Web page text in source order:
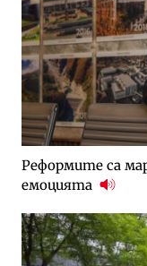
Реформите са
емоцията